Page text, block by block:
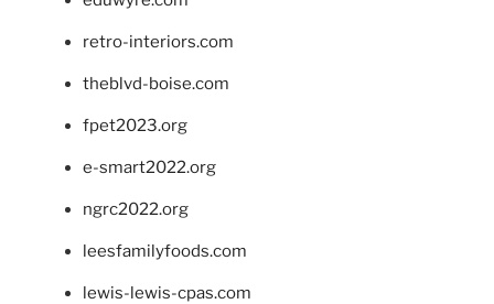
retro-interiors.com
theblvd-boise.com
fpet2023.org
e-smart2022.org
ngrc2022.org
leesfamilyfoods.com
lewis-lewis-cpas.com